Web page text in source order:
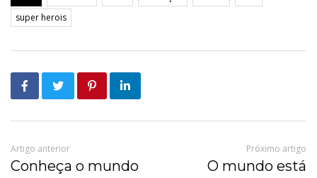
super herois
Artigo anterior
Conheça o mundo
Próximo artigo
O mundo está